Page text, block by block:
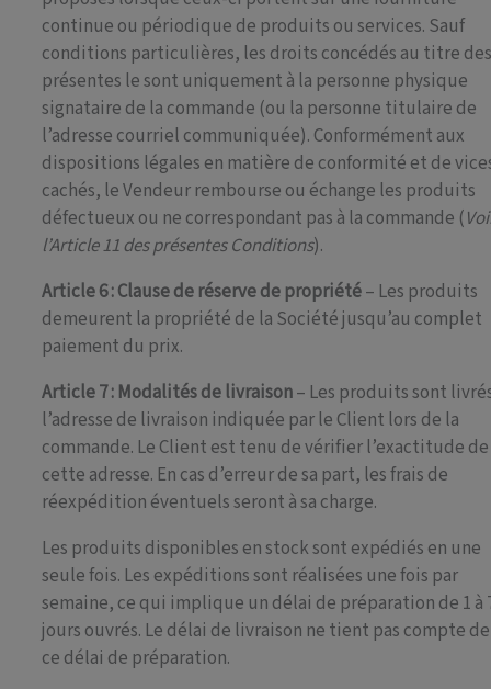
continue ou périodique de produits ou services. Sauf
conditions particulières, les droits concédés au titre
présentes le sont uniquement à la personne physique
signataire de la commande (ou la personne titulaire de
l’adresse courriel communiquée). Conformément aux
dispositions légales en matière de conformité et de
cachés, le Vendeur rembourse ou échange les produits
défectueux ou ne correspondant pas à la commande (
l’Article 11 des présentes Conditions).
Article 6 : Clause de réserve de propriété– Les produits
demeurent la propriété de la Société jusqu’au complet
paiement du prix.
Article 7 : Modalités de livraison– Les produits sont
l’adresse de livraison indiquée par le Client lors de la
commande. Le Client est tenu de vérifier l’exactitude de
cette adresse. En cas d’erreur de sa part, les frais de
réexpédition éventuels seront à sa charge.
Les produits disponibles en stock sont expédiés en une
seule fois. Les expéditions sont réalisées une fois par
semaine, ce qui implique un délai de préparation de 1 à
jours ouvrés. Le délai de livraison ne tient pas compte de
ce délai de préparation.